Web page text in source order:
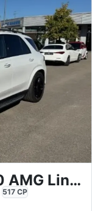
Mercedes-Benz GLE 580 AMG Line Premium Night
517 CP